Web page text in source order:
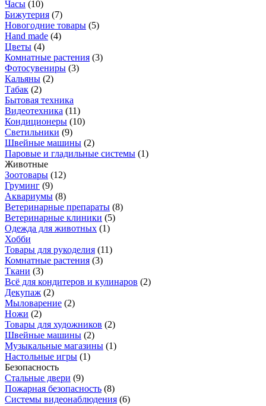
Часы (10)
Бижутерия (7)
Новогодние товары (5)
Hand made (4)
Цветы (4)
Комнатные растения (3)
Фотосувениры (3)
Кальяны (2)
Табак (2)
Бытовая техника
Видеотехника (11)
Кондиционеры (10)
Светильники (9)
Швейные машины (2)
Паровые и гладильные системы (1)
Животные
Зоотовары (12)
Груминг (9)
Аквариумы (8)
Ветеринарные препараты (8)
Ветеринарные клиники (5)
Одежда для животных (1)
Хобби
Товары для рукоделия (11)
Комнатные растения (3)
Ткани (3)
Всё для кондитеров и кулинаров (2)
Декупаж (2)
Мыловарение (2)
Ножи (2)
Товары для художников (2)
Швейные машины (2)
Музыкальные магазины (1)
Настольные игры (1)
Безопасность
Стальные двери (9)
Пожарная безопасность (8)
Системы видеонаблюдения (6)